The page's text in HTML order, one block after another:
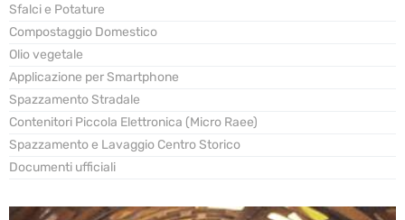
Sfalci e Potature
Compostaggio Domestico
Olio vegetale
Applicazione per Smartphone
Spazzamento Stradale
Contenitori Piccola Elettronica (Micro Raee)
Spazzamento e Lavaggio Centro Storico
Documenti ufficiali